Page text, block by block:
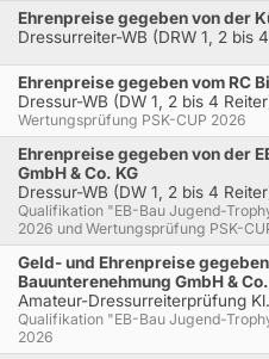
Ehrenpreise gegeben von der
Dressurreiter-WB (DRW 1, 2 bis
Ehrenpreise gegeben vom RC
Dressur-WB (DW 1, 2 bis 4
Wertungsprüfung PSK-CUP 2026
Ehrenpreise gegeben von der
GmbH & Co. KG
Dressur-WB (DW 1, 2 bis 4
Qualifikation "EB-Bau Jugend-
2026 und Wertungsprüfung PSK-
Geld- und Ehrenpreise
Bauunterenehmung GmbH &
Amateur-Dressurreiterprüfung
Qualifikation "EB-Bau Jugend-
2026